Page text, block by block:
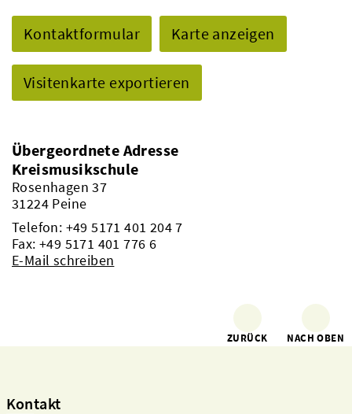
Kontaktformular Karte anzeigen
Visitenkarte exportieren
Übergeordnete Adresse
Kreismusikschule
Rosenhagen 37
31224 Peine
Telefon: +49 5171 401 204 7
Fax: +49 5171 401 776 6
E-Mail schreiben
ZURÜCK NACH OBEN
Kontakt